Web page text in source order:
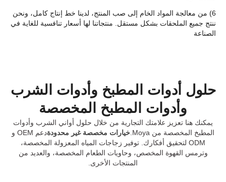
6) من معالجة المواد الخام إلى صب المنتج، لدينا خط إنتاج كامل، ونحن
ننتج جميع الملحقات بشكل مستقل. منتجاتنا لها أسعار تنافسية للغاية في
الصناعة
حلول أدوات المطبخ وأدوات الشرب
وأدوات المطبخ المخصصة
يمكنك هنا تعزيز علامتك التجارية من خلال حلول أواني الشرب وأدوات
المطبخ المخصصة من Moya.
خيارات مخصصة غير محدودة
دعم OEM و
ODM لتحقيق أفكارك. توفير زجاجات المياه المعزولة المخصصة،
وترمس القهوة المخصص، وحاويات الطعام المخصصة، والعديد من
المنتجات الأخرى.